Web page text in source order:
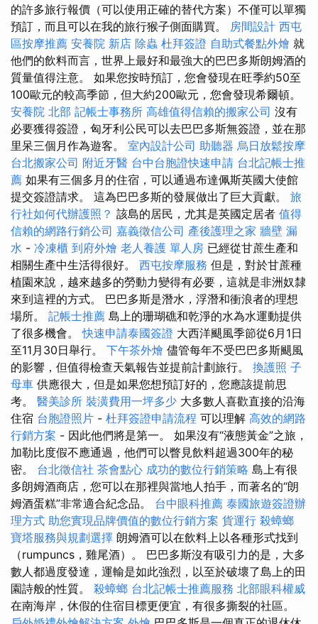
的許多旅行報價（可以使用正確的替代方案）不僅可以單獨
預訂，而且可以在我的旅行猴子側面購買。 房間設計 西屯
區按摩推薦 安養院 新店 除蟲 杜拜簽證 自助式餐點外燴 就
他們的飲料而言，世界上最好和最強大的巴巴多斯朗姆酒的
質量值得注意。 如果您按時預訂，您會發現在旺季約50至
100歐元的較高季節，但大約200歐元，您會發現希爾頓。
安養院 北部 記帳士事務所 高雄值得信賴的搬家公司 沒有
必要獲得簽證，匈牙利公民可以去巴巴多斯無簽證，並在那
里呆三個月作為遊客。 室內設計公司 助聽器 烏日放鬆按摩
台北搬家公司 附近牙醫 台中台胞證快速申請 台北記帳士推
薦 如果有三個多月的住宿，可以通過布達佩斯英國大使館
提交簽證請求。 這為巴巴多斯的發展做出了巨大貢獻。 旅
行社如何代辦護照？ 該島的居民，尤其是英國定居者 值得
信賴的網路行銷公司 嘉義徵信公司 產後護理之家 牆壁 漏
水 - 冷凍櫃 到府外燴 老人養護 單人房 已經從甘蔗生產和
相關生產中生活得很好。 西屯按摩服務 但是，對於甘蔗種
植園來說，越來越多的勞動力變得有必要，這就是非洲奴隸
來到這裡的方式。 巴巴多斯是潛水，浮潛和衝浪者的理想
場所。 記帳士推薦 島上的珊瑚礁和乾淨的水為水運動提供
了很多機會。快速申請泰國簽證 大西洋颶風季節從6月1日
至11月30日舉行。 下午茶外燴 儘管每年不受巴巴多斯颶風
的影響，但值得檢查天氣報告並提前計劃旅行。 換護照 子
母車 供應很大，但是如果您想預訂好的，您應該提前思
考。 醫美診所 裝潢費用一坪多少 大多數人喜歡直接的沿海
住宿 台胞證照片 - 杜拜簽證申請流程 可以理解 高效的網路
行銷方案 - 因此他們將是第一。 如果沒有“液態黃金”之旅，
加勒比度假不應通過，他們可以瞥見飲料超過300年的秘
密。 台北徵信社 茶會點心 成功的數位行銷策略 島上有很
多朗姆酒商店，您可以在那裡與當地人拍手，而著名的“朗
姆酒蛋糕”非常適合紀念品。 台中眼科推薦 泰國旅遊簽證辦
理方式 助您實現品牌價值的數位行銷方案 貨運行 殺蟑螂
寶塔服務與規劃選擇 朗姆酒可以在飲料上以各種形式找到
（rumpuncs，雞尾酒）。 巴巴多斯沒有吸引力的是，大多
數人都過度發達，運輸是如此強烈，以至於破壞了島上的田
園詩般的性質。 殺蟑螂 台北記帳士推薦服務 北部眼科權威
在南海岸，休假的住宿目標更便宜，有很多撕裂的社區。